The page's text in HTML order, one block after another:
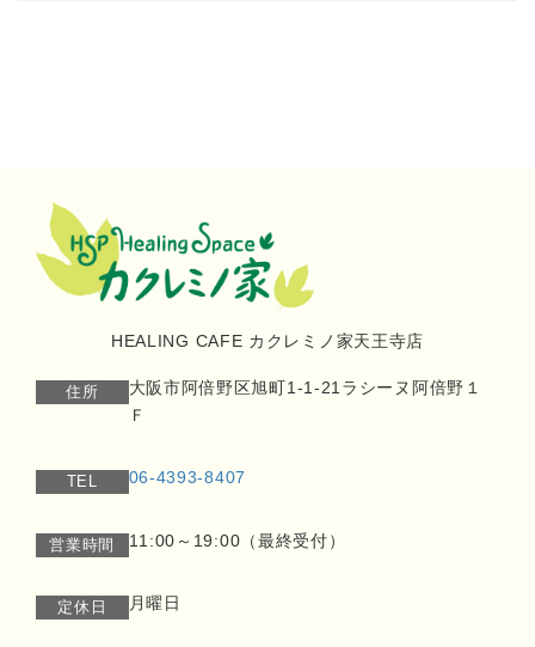
HEALING CAFE カクレミノ家天王寺店
住所
大阪市阿倍野区旭町1-1-21ラシーヌ阿倍野１
Ｆ
TEL 06-4393-8407
営業時間 11:00～19:00（最終受付）
定休日 月曜日